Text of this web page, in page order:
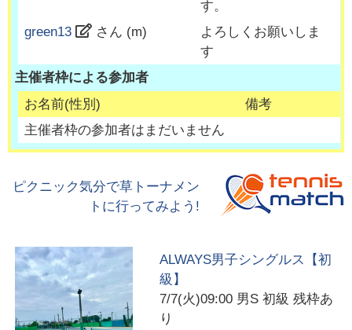
す。
green13
さん (m)
よろしくお願いしま
す
主催者枠による参加者
お名前(性別)
備考
主催者枠の参加者はまだいません
ピクニック気分で草トーナメン
トに行ってみよう!
ALWAYS男子シングルス【初
級】
7/7(火)09:00 男S 初級 残枠あ
り